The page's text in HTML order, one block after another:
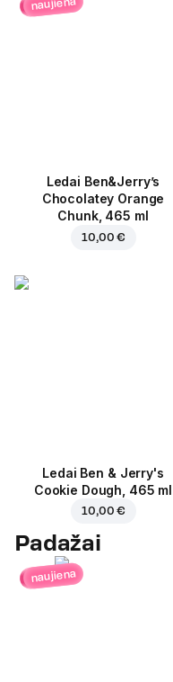
Ledai Ben&Jerry’s
Chocolatey Orange
Chunk, 465 ml
10,00 €
Ledai Ben & Jerry's
Cookie Dough, 465 ml
10,00 €
Padažai
naujiena